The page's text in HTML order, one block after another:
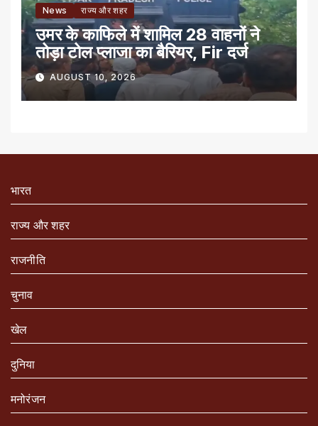
News राज्य और शहर
उमर के काफिले में शामिल 28 वाहनों ने
तोड़ा टोल प्लाजा का बैरियर, Fir दर्ज
AUGUST 10, 2026
भारत
राज्य और शहर
राजनीति
चुनाव
खेल
दुनिया
मनोरंजन